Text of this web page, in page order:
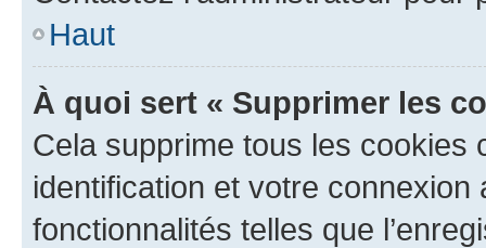
Haut
À quoi sert « Supprimer les
Cela supprime tous les cookies
identification et votre
fonctionnalités telles que